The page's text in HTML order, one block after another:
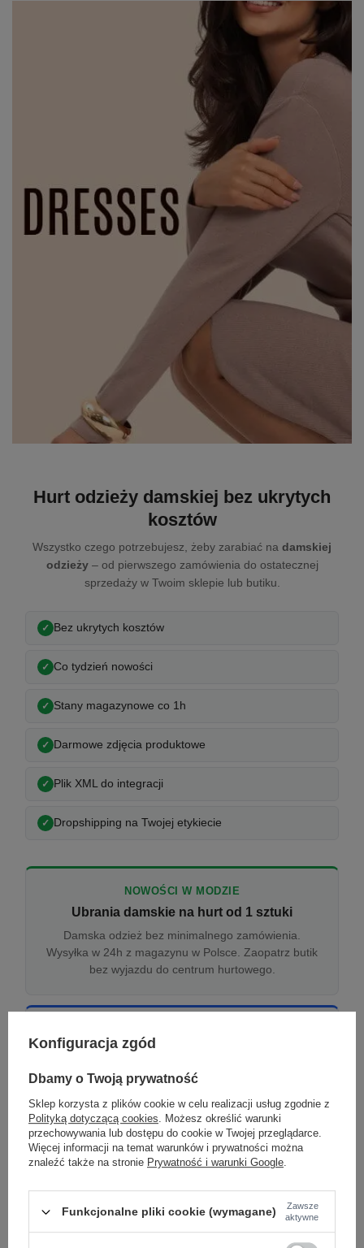
Hurt odzieży damskiej bez ukrytych
kosztów
Wszystko czego potrzebujesz, żeby zarabiać na damskiej
odzieży– od pierwszego zamówienia do ostatecznej
sprzedaży w Twoim sklepie lub butiku.
Bez ukrytych kosztów
Co tydzień nowości
Stany magazynowe co 1h
Darmowe zdjęcia produktowe
Plik XML do integracji
Dropshipping na Twojej etykiecie
NOWOŚCI W MODZIE
Ubrania damskie na hurt od 1 sztuki
Damska odzież bez minimalnego zamówienia.
Wysyłka w 24h z magazynu w Polsce. Zaopatrz butik
bez wyjazdu do centrum hurtowego.
Odzież damska hurtowo online
Internetowa hurtownia damska z plikiem XML/CSV.
Aktualizacja stanów co godzinę.
DROPSHIPPING
Damskie ubrania w dropshippingu
Hurt odzieży damskiej z wysyłką na etykiecie Twojego
sklepu w całej UE. Zero magazynu, zero
Konfiguracja zgód
Dbamy o Twoją prywatność
Sklep korzysta z plików cookie w celu realizacji usług zgodnie z
Polityką dotyczącą cookies. Możesz określić warunki
przechowywania lub dostępu do cookie w Twojej przeglądarce.
Więcej informacji na temat warunków i prywatności można
znaleźć także na stronie Prywatność i warunki Google.
Funkcjonalne pliki cookie (wymagane)
Zawsze
aktywne